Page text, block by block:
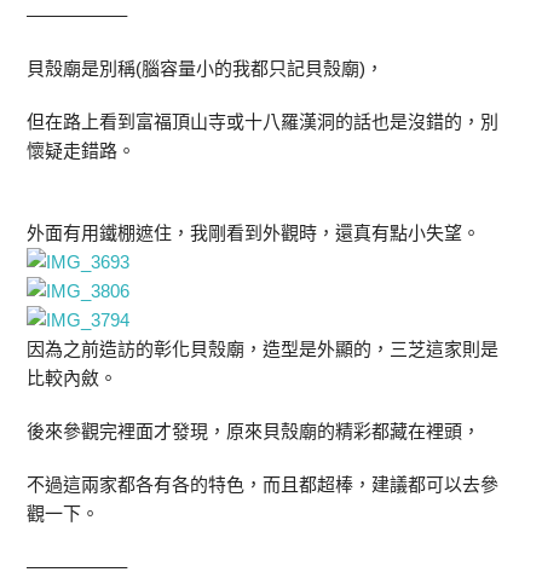
—————–
貝殼廟是別稱(腦容量小的我都只記貝殼廟)，
但在路上看到富福頂山寺或十八羅漢洞的話也是沒錯的，別
懷疑走錯路。
外面有用鐵棚遮住，我剛看到外觀時，還真有點小失望。
因為之前造訪的彰化貝殼廟，造型是外顯的，三芝這家則是
比較內斂。
後來參觀完裡面才發現，原來貝殼廟的精彩都藏在裡頭，
不過這兩家都各有各的特色，而且都超棒，建議都可以去參
觀一下。
—————–